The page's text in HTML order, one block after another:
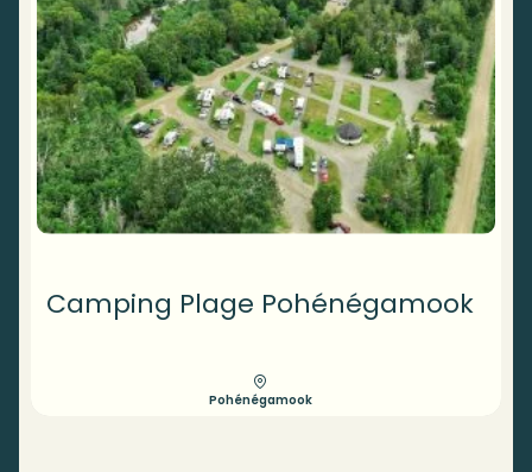
Camping Plage Pohénégamook
Pohénégamook